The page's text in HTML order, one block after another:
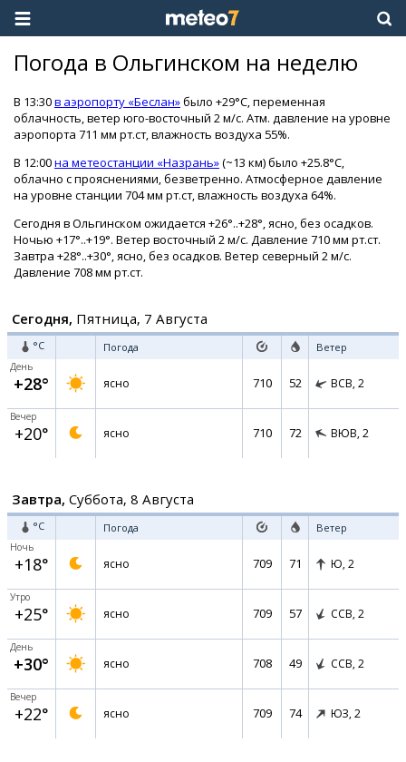
Погода в Ольгинском на неделю
В 13:30в аэропорту «Беслан»было +29°C, переменная
облачность, ветер юго-восточный 2 м/с. Атм. давление на уровне
аэропорта 711 мм рт.ст, влажность воздуха 55%.
В 12:00на метеостанции «Назрань»(~13 км) было +25.8°C,
облачно с прояснениями, безветренно. Атмосферное давление
на уровне станции 704 мм рт.ст, влажность воздуха 64%.
Сегодня в Ольгинском ожидается +26°..+28°, ясно, без осадков.
Ночью +17°..+19°. Ветер восточный 2 м/с. Давление 710 мм рт.ст.
Завтра +28°..+30°, ясно, без осадков. Ветер северный 2 м/с.
Давление 708 мм рт.ст.
Сегодня, Пятница, 7 Августа
°C Погода Ветер
День
+28° ясно 710 52 ВСВ, 2
Вечер
+20° ясно 710 72 ВЮВ, 2
Завтра, Суббота, 8 Августа
°C Погода Ветер
Ночь
+18° ясно 709 71 Ю, 2
Утро
+25° ясно 709 57 ССВ, 2
День
+30° ясно 708 49 ССВ, 2
Вечер
+22° ясно 709 74 ЮЗ, 2